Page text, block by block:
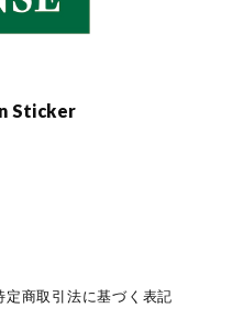
Sticker
定商取引法に基づく表記